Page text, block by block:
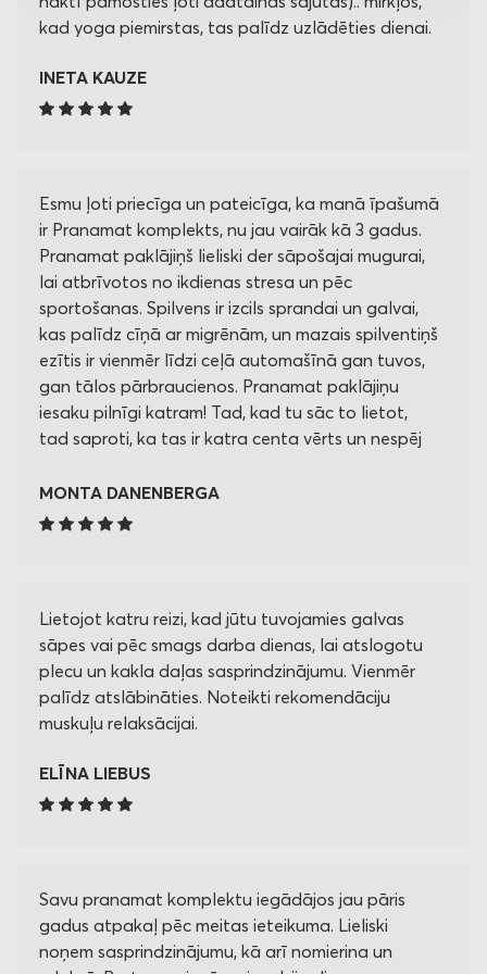
kad yoga piemirstas, tas palīdz uzlādēties dienai.
INETA KAUZE
Esmu ļoti priecīga un pateicīga, ka manā īpašumā
ir Pranamat komplekts, nu jau vairāk kā 3 gadus.
Pranamat paklājiņš lieliski der sāpošajai mugurai,
lai atbrīvotos no ikdienas stresa un pēc
sportošanas. Spilvens ir izcils sprandai un galvai,
kas palīdz cīņā ar migrēnām, un mazais spilventiņš
ezītis ir vienmēr līdzi ceļā automašīnā gan tuvos,
gan tālos pārbraucienos. Pranamat paklājiņu
iesaku pilnīgi katram! Tad, kad tu sāc to lietot,
tad saproti, ka tas ir katra centa vērts un nespēj
MONTA DANENBERGA
Lietojot katru reizi, kad jūtu tuvojamies galvas
sāpes vai pēc smags darba dienas, lai atslogotu
plecu un kakla daļas sasprindzinājumu. Vienmēr
palīdz atslābināties. Noteikti rekomendāciju
muskuļu relaksācijai.
ELĪNA LIEBUS
Savu pranamat komplektu iegādājos jau pāris
gadus atpakaļ pēc meitas ieteikuma. Lieliski
noņem sasprindzinājumu, kā arī nomierina un